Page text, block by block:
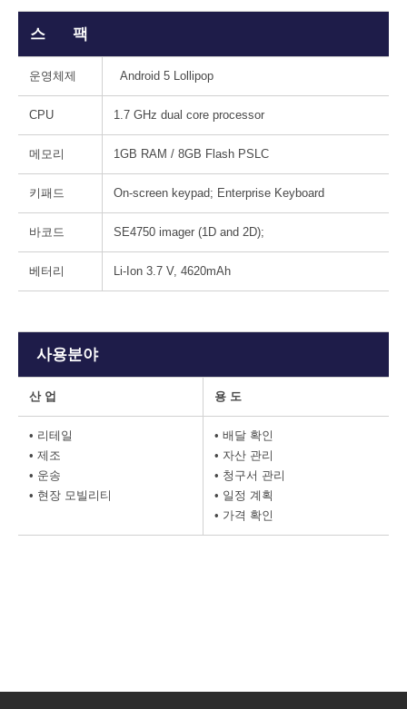
스 팩
운영체제 Android 5 Lollipop
CPU 1.7 GHz dual core processor
메모리 1GB RAM / 8GB Flash PSLC
키패드 On-screen keypad; Enterprise Keyboard
바코드 SE4750 imager (1D and 2D);
베터리 Li-Ion 3.7 V, 4620mAh
사용분야
산 업 용 도
• 리테일
• 제조
• 운송
• 현장 모빌리티
• 배달 확인
• 자산 관리
• 청구서 관리
• 일정 계획
• 가격 확인